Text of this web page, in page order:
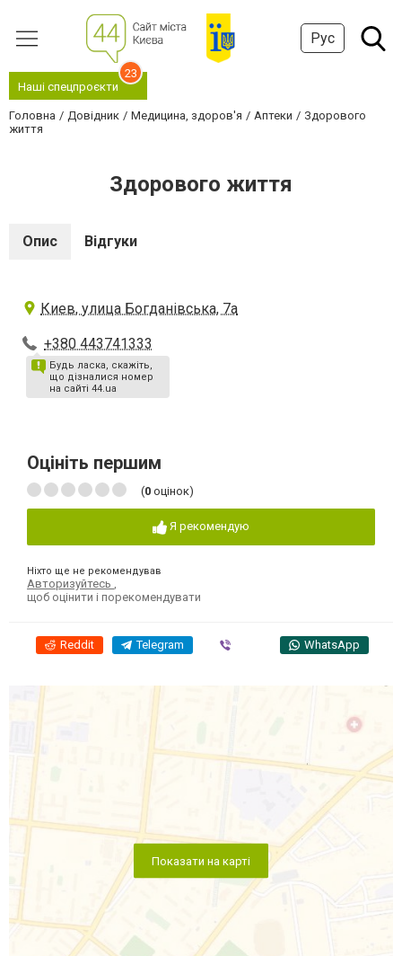
Рус
Наші спецпроєкти
23
Головна Довідник Медицина, здоров'я Аптеки
Здорового
життя
Здорового життя
Опис Відгуки
Киев, улица Богданівська, 7а
+380 443741333
Будь ласка, скажіть,
що дізналися номер
на сайті 44.ua
Оцініть першим
(0 оцінок)
Я рекомендую
Ніхто ще не рекомендував
Авторизуйтесь
щоб оцінити і порекомендувати
Reddit Telegram WhatsApp
Показати на карті